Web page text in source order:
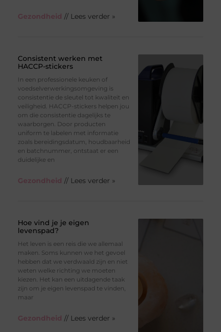
Gezondheid // Lees verder »
Consistent werken met
HACCP-stickers
In een professionele keuken of
voedselverwerkingsomgeving is
consistentie de sleutel tot kwaliteit en
veiligheid. HACCP-stickers helpen jou
om die consistentie dagelijks te
waarborgen. Door producten
uniform te labelen met informatie
zoals bereidingsdatum, houdbaarheid
en batchnummer, ontstaat er een
duidelijke en
Gezondheid // Lees verder »
Hoe vind je je eigen
levenspad?
Het leven is een reis die we allemaal
maken. Soms kunnen we het gevoel
hebben dat we verdwaald zijn en niet
weten welke richting we moeten
kiezen. Het kan een uitdagende taak
zijn om je eigen levenspad te vinden,
maar
Gezondheid // Lees verder »